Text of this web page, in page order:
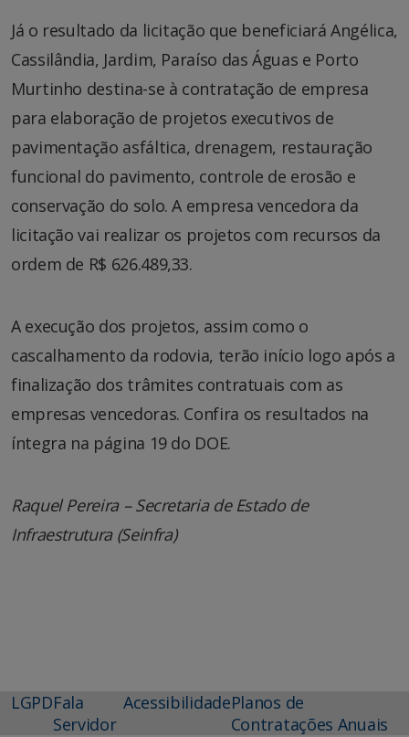
Já o resultado da licitação que beneficiará Angélica,
Cassilândia, Jardim, Paraíso das Águas e Porto
Murtinho destina-se à contratação de empresa
para elaboração de projetos executivos de
pavimentação asfáltica, drenagem, restauração
funcional do pavimento, controle de erosão e
conservação do solo. A empresa vencedora da
licitação vai realizar os projetos com recursos da
ordem de R$ 626.489,33.
A execução dos projetos, assim como o
cascalhamento da rodovia, terão início logo após a
finalização dos trâmites contratuais com as
empresas vencedoras. Confira os resultados na
íntegra na página 19 do DOE.
Raquel Pereira – Secretaria de Estado de
Infraestrutura (Seinfra)
LGPDFala
Servidor
AcessibilidadePlanos de
Contratações Anuais